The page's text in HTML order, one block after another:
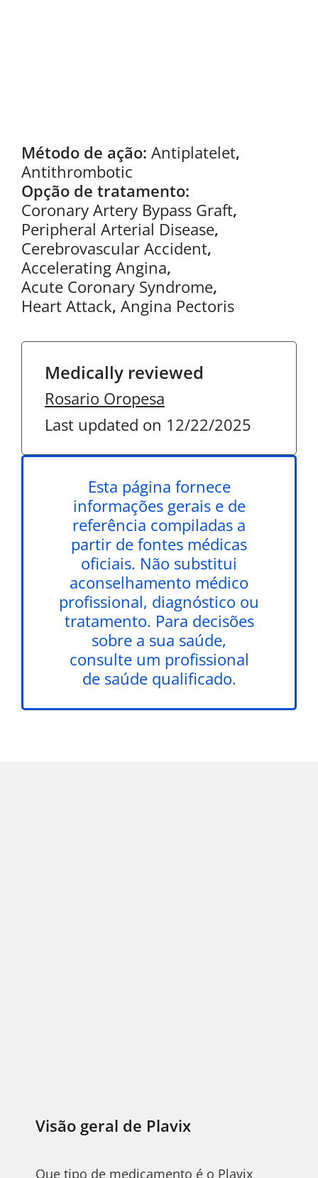
Método de ação: Antiplatelet,
Antithrombotic
Opção de tratamento:
Coronary Artery Bypass Graft,
Peripheral Arterial Disease,
Cerebrovascular Accident,
Accelerating Angina,
Acute Coronary Syndrome,
Heart Attack, Angina Pectoris
Medically reviewed
Rosario Oropesa
Last updated on 12/22/2025
Esta página fornece
informações gerais e de
referência compiladas a
partir de fontes médicas
oficiais. Não substitui
aconselhamento médico
profissional, diagnóstico ou
tratamento. Para decisões
sobre a sua saúde,
consulte um profissional
de saúde qualificado.
Visão geral de Plavix
Que tipo de medicamento é o Plavix